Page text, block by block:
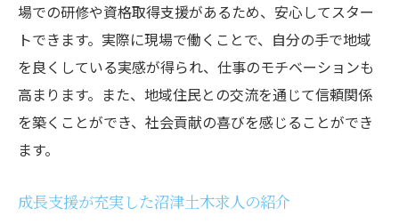
場での研修や資格取得支援があるため、安心してスター
トできます。実際に現場で働くことで、自分の手で地域
を良くしている実感が得られ、仕事のモチベーションも
高まります。また、地域住民との交流を通じて信頼関係
を築くことができ、社会貢献の喜びを感じることができ
ます。
成長支援が充実した沼津土木求人の紹介